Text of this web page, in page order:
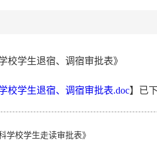
校学生退宿、调宿审批表》
校学生退宿、调宿审批表.doc】已
学校学生走读审批表》